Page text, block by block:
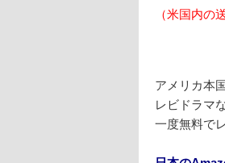
（米国内の
アメリカ本
レビドラマ
一度無料で